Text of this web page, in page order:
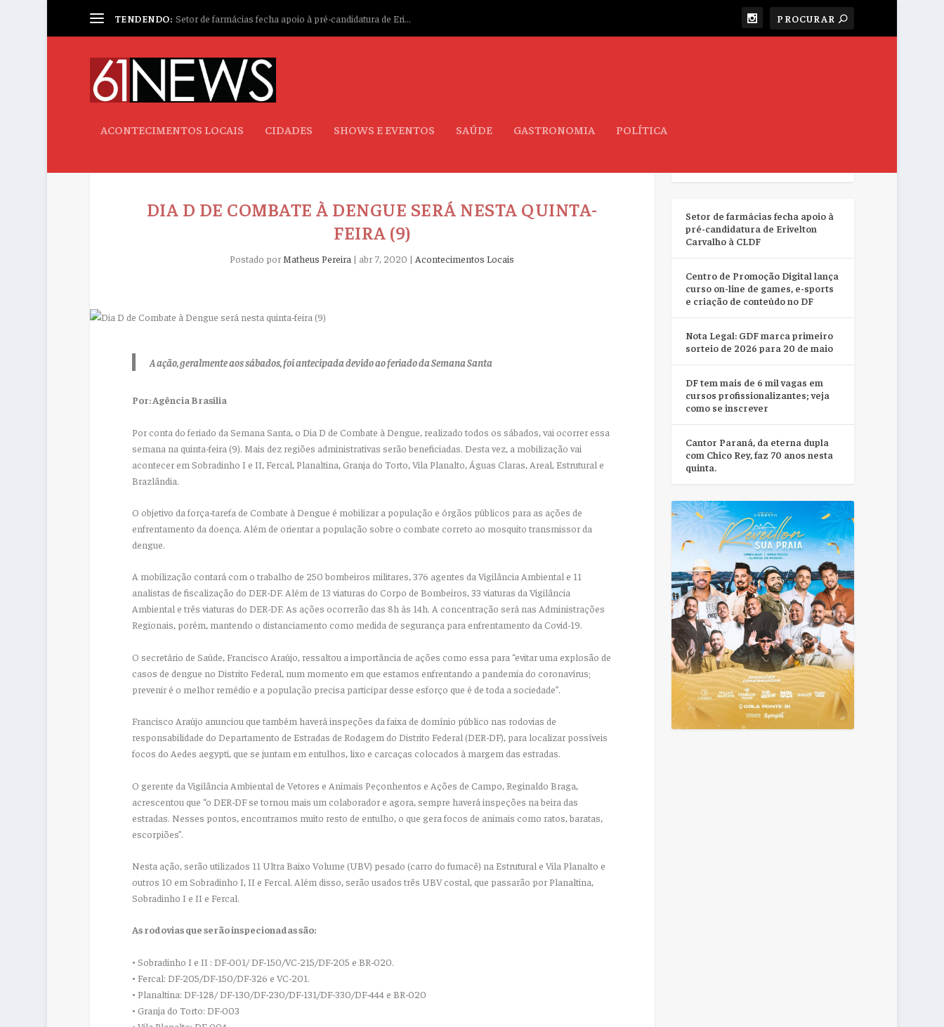
TENDENDO: Setor de farmácias fecha apoio à pré-candidatura de Eri...
ACONTECIMENTOS LOCAIS CIDADES SHOWS E EVENTOS SAÚDE GASTRONOMIA POLÍTICA
DIA D DE COMBATE À DENGUE SERÁ NESTA QUINTA-
FEIRA (9)
Postado por Matheus Pereira | abr 7, 2020 | Acontecimentos Locais
A ação, geralmente aos sábados, foi antecipada devido ao feriado da Semana Santa
Por: Agência Brasília
Por conta do feriado da Semana Santa, o Dia D de Combate à Dengue, realizado todos os sábados, vai ocorrer essa
semana na quinta-feira (9). Mais dez regiões administrativas serão beneficiadas. Desta vez, a mobilização vai
acontecer em Sobradinho I e II, Fercal, Planaltina, Granja do Torto, Vila Planalto, Águas Claras, Areal, Estrutural e
Brazlândia.
O objetivo da força-tarefa de Combate à Dengue é mobilizar a população e órgãos públicos para as ações de
enfrentamento da doença. Além de orientar a população sobre o combate correto ao mosquito transmissor da
dengue.
A mobilização contará com o trabalho de 250 bombeiros militares, 376 agentes da Vigilância Ambiental e 11
analistas de fiscalização do DER-DF. Além de 13 viaturas do Corpo de Bombeiros, 33 viaturas da Vigilância
Ambiental e três viaturas do DER-DF. As ações ocorrerão das 8h às 14h. A concentração será nas Administrações
Regionais, porém, mantendo o distanciamento como medida de segurança para enfrentamento da Covid-19.
O secretário de Saúde, Francisco Araújo, ressaltou a importância de ações como essa para “evitar uma explosão de
casos de dengue no Distrito Federal, num momento em que estamos enfrentando a pandemia do coronavírus;
prevenir é o melhor remédio e a população precisa participar desse esforço que é de toda a sociedade”.
Francisco Araújo anunciou que também haverá inspeções da faixa de domínio público nas rodovias de
responsabilidade do Departamento de Estradas de Rodagem do Distrito Federal (DER-DF), para localizar possíveis
focos do Aedes aegypti, que se juntam em entulhos, lixo e carcaças colocados à margem das estradas.
O gerente da Vigilância Ambiental de Vetores e Animais Peçonhentos e Ações de Campo, Reginaldo Braga,
acrescentou que “o DER-DF se tornou mais um colaborador e agora, sempre haverá inspeções na beira das
estradas. Nesses pontos, encontramos muito resto de entulho, o que gera focos de animais como ratos, baratas,
escorpiões”.
Nesta ação, serão utilizados 11 Ultra Baixo Volume (UBV) pesado (carro do fumacê) na Estrutural e Vila Planalto e
outros 10 em Sobradinho I, II e Fercal. Além disso, serão usados três UBV costal, que passarão por Planaltina,
Sobradinho I e II e Fercal.
As rodovias que serão inspecionadas são:
• Sobradinho I e II : DF-001/ DF-150/VC-215/DF-205 e BR-020.
• Fercal: DF-205/DF-150/DF-326 e VC-201.
• Planaltina: DF-128/ DF-130/DF-230/DF-131/DF-330/DF-444 e BR-020
• Granja do Torto: DF-003
Setor de farmácias fecha apoio à
pré-candidatura de Erivelton
Carvalho à CLDF
Centro de Promoção Digital lança
curso on-line de games, e-sports
e criação de conteúdo no DF
Nota Legal: GDF marca primeiro
sorteio de 2026 para 20 de maio
DF tem mais de 6 mil vagas em
cursos profissionalizantes; veja
como se inscrever
Cantor Paraná, da eterna dupla
com Chico Rey, faz 70 anos nesta
quinta.